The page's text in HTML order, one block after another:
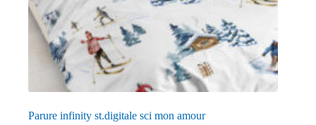
Parure infinity st.digitale sci mon amour